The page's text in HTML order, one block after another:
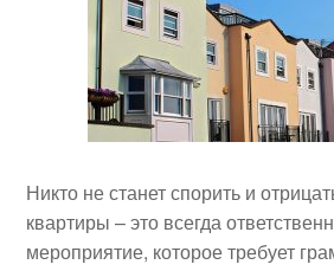
Никто не станет спорить и
квартиры – это всегда
мероприятие, которое требует